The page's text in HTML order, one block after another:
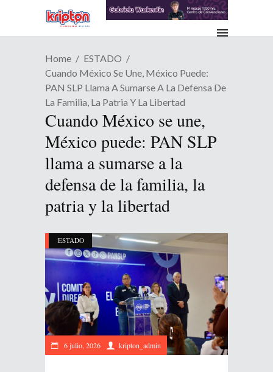
Home
ESTADO
Cuando México Se Une, México Puede:
PAN SLP Llama A Sumarse A La Defensa De
La Familia, La Patria Y La Libertad
Cuando México se une,
México puede: PAN SLP
llama a sumarse a la
defensa de la familia, la
patria y la libertad
ESTADO
6 julio, 2026 kripton_admin